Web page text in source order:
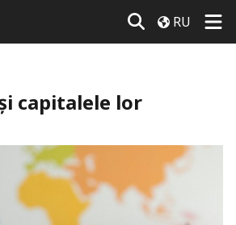
RU
capitalele lor